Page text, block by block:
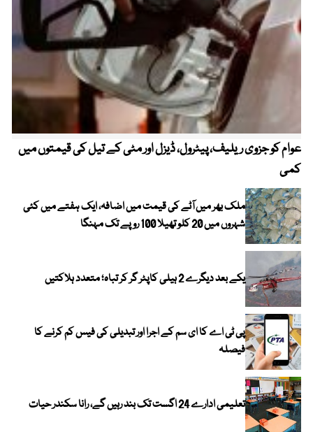
عوام کو جزوی ریلیف، پیٹرول، ڈیزل اور مٹی کے تیل کی قیمتوں میں
کمی
ملک بھر میں آٹے کی قیمت میں اضافہ، ایک ہفتے میں کئی
شہروں میں 20 کلو تھیلا 100 روپے تک مہنگا
یکے بعد دیگرے 2 ہیلی کاپٹر گر کر تباہ؛ متعدد ہلاکتیں
پی ٹی اے کا ای سم کے اجرا اور تبدیلی کی فیس کم کرنے کا
فیصلہ
تعلیمی ادارے 24 اگست تک بند رہیں گے، رانا سکندر حیات